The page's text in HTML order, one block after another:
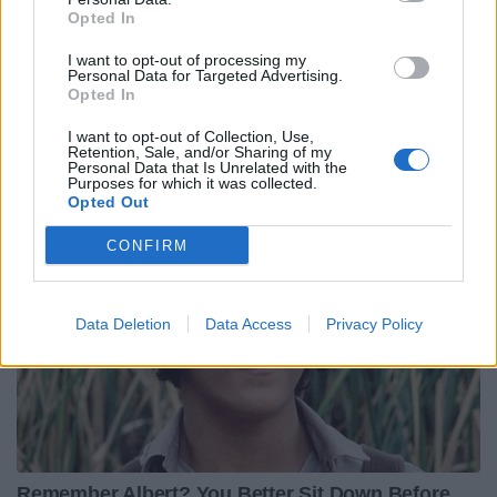
Opted In
I want to opt-out of processing my
Personal Data for Targeted Advertising.
Opted In
I want to opt-out of Collection, Use,
Retention, Sale, and/or Sharing of my
Personal Data that Is Unrelated with the
Purposes for which it was collected.
Opted Out
CONFIRM
Data Deletion Data Access Privacy Policy